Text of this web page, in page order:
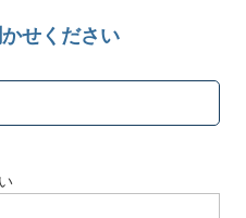
せください